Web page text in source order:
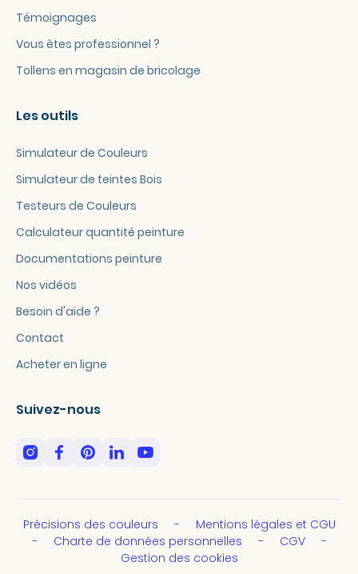
Témoignages
Vous êtes professionnel ?
Tollens en magasin de bricolage
Les outils
Simulateur de Couleurs
Simulateur de teintes Bois
Testeurs de Couleurs
Calculateur quantité peinture
Documentations peinture
Nos vidéos
Besoin d'aide ?
Contact
Acheter en ligne
Suivez-nous
Précisions des couleurs
Mentions légales et CGU
Charte de données personnelles
CGV
Gestion des cookies